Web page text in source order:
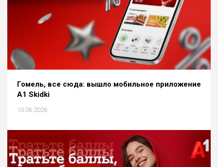
Гомель, все сюда: вышло мобильное приложение
А1 Skidki
10.06.2026